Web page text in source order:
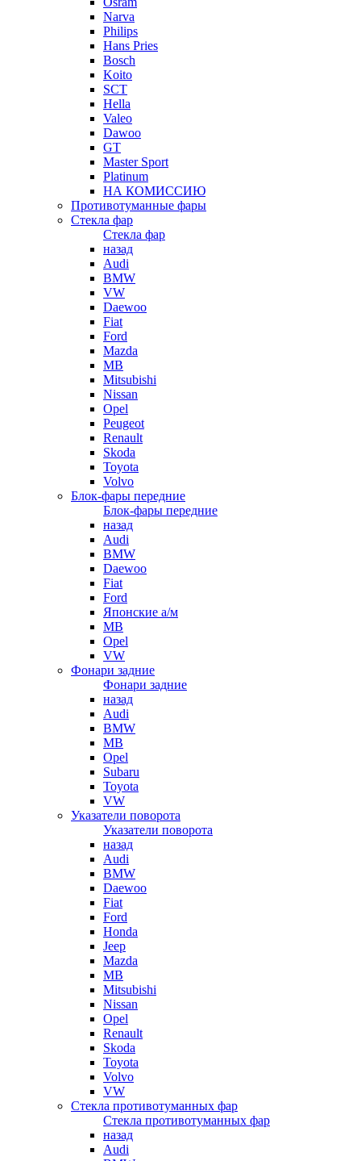
Narva
Philips
Hans Pries
Bosch
Koito
SCT
Hella
Valeo
Dawoo
GT
Master Sport
Platinum
НА КОМИССИЮ
Противотуманные фары
Стекла фар
Стекла фар
назад
Audi
BMW
VW
Daewoo
Fiat
Ford
Mazda
MB
Mitsubishi
Nissan
Opel
Peugeot
Renault
Skoda
Toyota
Volvo
Блок-фары передние
Блок-фары передние
назад
Audi
BMW
Daewoo
Fiat
Ford
Японские а/м
MB
Opel
VW
Фонари задние
Фонари задние
назад
Audi
BMW
MB
Opel
Subaru
Toyota
VW
Указатели поворота
Указатели поворота
назад
Audi
BMW
Daewoo
Fiat
Ford
Honda
Jeep
Mazda
MB
Mitsubishi
Nissan
Opel
Renault
Skoda
Toyota
Volvo
VW
Стекла противотуманных фар
Стекла противотуманных фар
назад
Audi